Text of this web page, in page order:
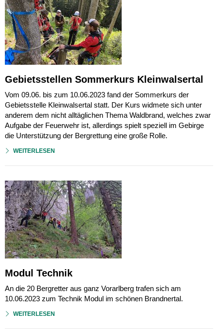
Gebietsstellen Sommerkurs Kleinwalsertal
Vom 09.06. bis zum 10.06.2023 fand der Sommerkurs der
Gebietsstelle Kleinwalsertal statt. Der Kurs widmete sich unter
anderem dem nicht alltäglichen Thema Waldbrand, welches zwar
Aufgabe der Feuerwehr ist, allerdings spielt speziell im Gebirge
die Unterstützung der Bergrettung eine große Rolle.
WEITERLESEN
Modul Technik
An die 20 Bergretter aus ganz Vorarlberg trafen sich am
10.06.2023 zum Technik Modul im schönen Brandnertal.
WEITERLESEN